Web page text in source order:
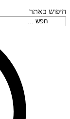
חיפוש באתר
Search: